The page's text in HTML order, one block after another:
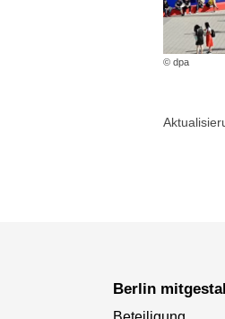
© dpa
Berlin